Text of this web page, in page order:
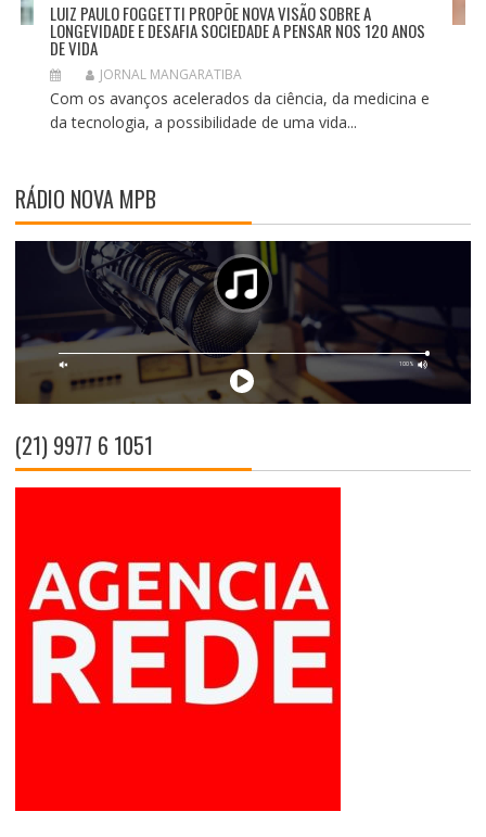
LUIZ PAULO FOGGETTI PROPÕE NOVA VISÃO SOBRE A
LONGEVIDADE E DESAFIA SOCIEDADE A PENSAR NOS 120 ANOS
DE VIDA
JORNAL MANGARATIBA
Com os avanços acelerados da ciência, da medicina e
da tecnologia, a possibilidade de uma vida...
RÁDIO NOVA MPB
(21) 9977 6 1051